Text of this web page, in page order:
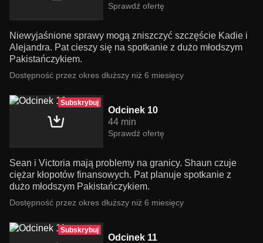
Sprawdź ofertę
Niewyjaśnione sprawy mogą zniszczyć szczęście Kadie i
Alejandra. Pat cieszy się na spotkanie z dużo młodszym
Pakistańczykiem.
Dostępność przez okres dłuższy niż 6 miesięcy
Subskrybuj
Odcinek 10
44 min
Sprawdź ofertę
Sean i Victoria mają problemy na granicy. Shaun czuje
ciężar kłopotów finansowych. Pat planuje spotkanie z
dużo młodszym Pakistańczykiem.
Dostępność przez okres dłuższy niż 6 miesięcy
Subskrybuj
Odcinek 11